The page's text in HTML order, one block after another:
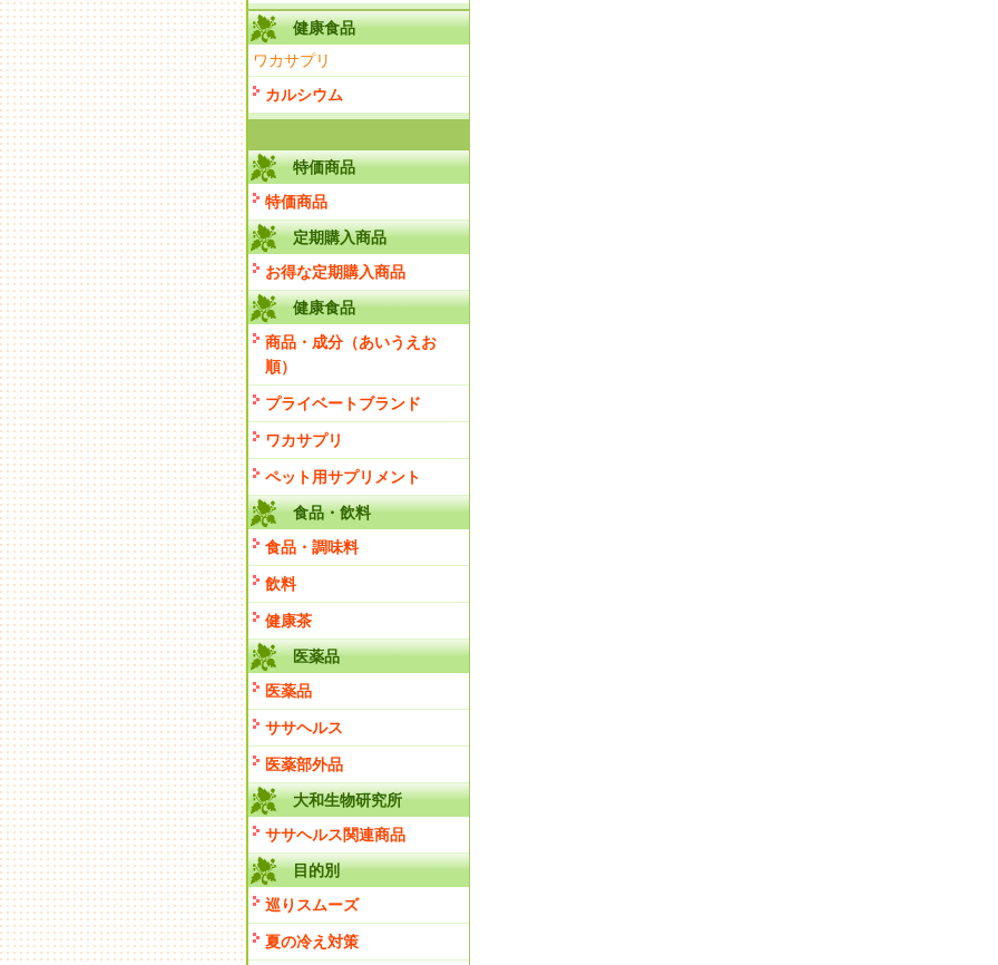
健康食品
ワカサプリ
カルシウム
特価商品
特価商品
定期購入商品
お得な定期購入商品
健康食品
商品・成分（あいうえお
順）
プライベートブランド
ワカサプリ
ペット用サプリメント
食品・飲料
食品・調味料
飲料
健康茶
医薬品
医薬品
ササヘルス
医薬部外品
大和生物研究所
ササヘルス関連商品
目的別
巡りスムーズ
夏の冷え対策